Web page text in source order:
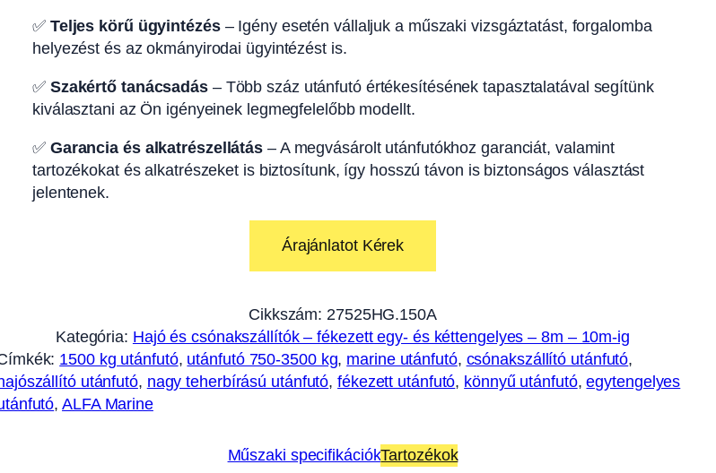
✅ Teljes körű ügyintézés– Igény esetén vállaljuk a műszaki vizsgáztatást, forgalomba
helyezést és az okmányirodai ügyintézést is.
✅ Szakértő tanácsadás– Több száz utánfutó értékesítésének tapasztalatával segítünk
kiválasztani az Ön igényeinek legmegfelelőbb modellt.
✅ Garancia és alkatrészellátás – A megvásárolt utánfutókhoz garanciát, valamint
tartozékokat és alkatrészeket is biztosítunk, így hosszú távon is biztonságos választást
jelentenek.
Árajánlatot Kérek
Cikkszám: 27525HG.150A
Kategória: Hajó és csónakszállítók – fékezett egy- és kéttengelyes – 8m – 10m-ig
1500 kg utánfutó, utánfutó 750-3500 kg, marine utánfutó, csónakszállító utánfutó
utánfutó, nagy teherbírású utánfutó, fékezett utánfutó, könnyű utánfutó, egytengelyes
, ALFA Marine
Műszaki specifikációkTartozékok